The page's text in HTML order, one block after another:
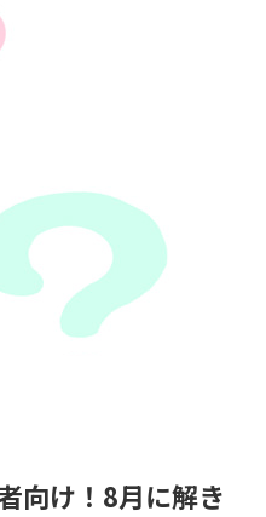
向け！8月に解き